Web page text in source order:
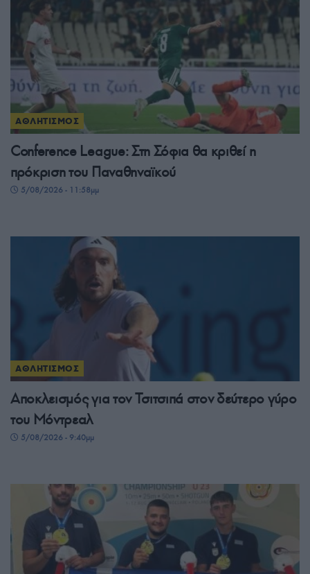
ΑΘΛΗΤΙΣΜΟΣ
Conference League: Στη Σόφια θα κριθεί η
πρόκριση του Παναθηναϊκού
5/08/2026 - 11:58μμ
ΑΘΛΗΤΙΣΜΟΣ
Αποκλεισμός για τον Τσιτσιπά στον δεύτερο γύρο
του Μόντρεαλ
5/08/2026 - 9:40μμ